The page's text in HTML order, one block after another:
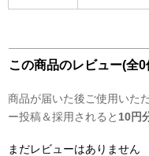
この商品のレビュー(全0
商品が届いた後ご使用いただ
ー投稿＆採用されると 10円
まだレビューはありません